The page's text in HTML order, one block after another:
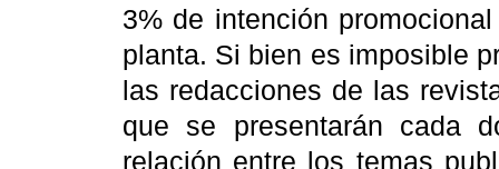
3% de intención
planta. Si bien es imposible
las redacciones de las
que se presentarán cada
relación entre los temas